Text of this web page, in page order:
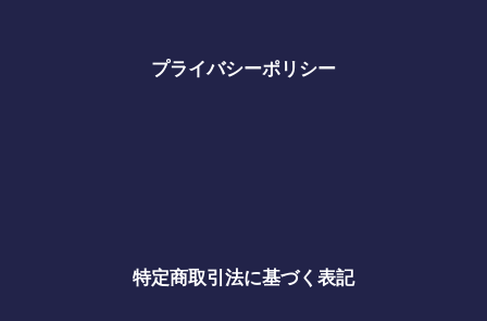
プライバシーポリシー
特定商取引法に基づく表記